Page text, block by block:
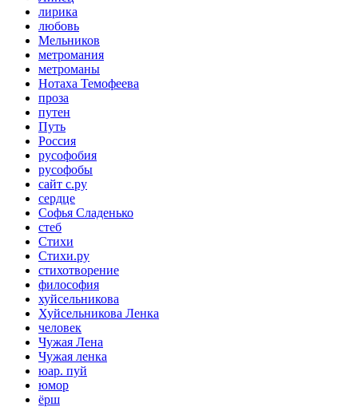
лирика
любовь
Мельников
метромания
метроманы
Нотаха Темофеева
проза
путен
Путь
Россия
русофобия
русофобы
сайт с.ру
сердце
Софья Сладенько
стеб
Стихи
Стихи.ру
стихотворение
философия
хуйсельникова
Хуйсельникова Ленка
человек
Чужая Лена
Чужая ленка
юар. пуй
юмор
ёрш